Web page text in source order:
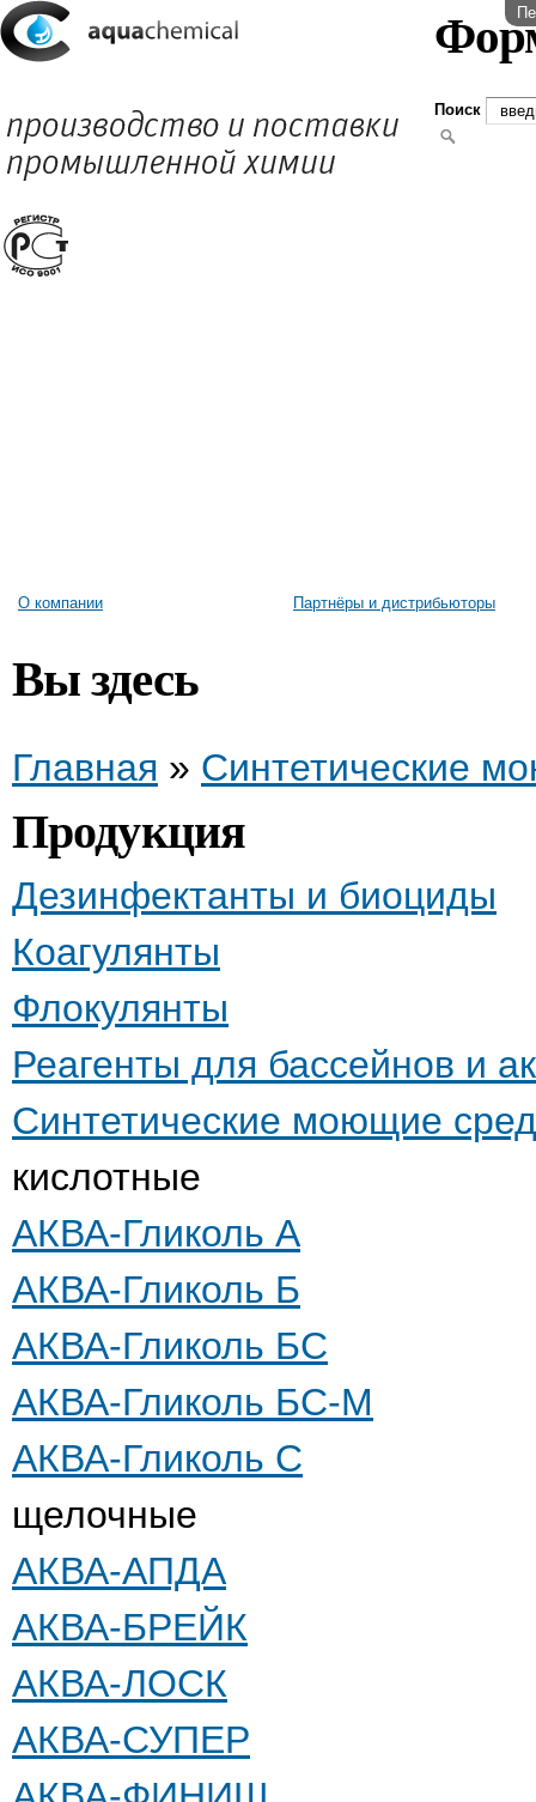
Поиск
О компании Партнёры и дистрибьюторы
Вы здесь
Главная » Синтетические
Продукция
Дезинфектанты и биоциды
Коагулянты
Флокулянты
Реагенты для бассейнов и
Синтетические моющие
кислотные
АКВА-Гликоль А
АКВА-Гликоль Б
АКВА-Гликоль БС
АКВА-Гликоль БС-М
АКВА-Гликоль С
щелочные
АКВА-АПДА
АКВА-БРЕЙК
АКВА-ЛОСК
АКВА-СУПЕР